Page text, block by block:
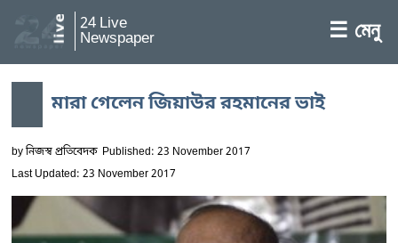
24 Live
Newspaper ☰ মেনু
মারা গেলেন জিয়াউর রহমানের ভাই
byনিজস্ব প্রতিবেদক Published: 23 November 2017
Last Updated: 23 November 2017